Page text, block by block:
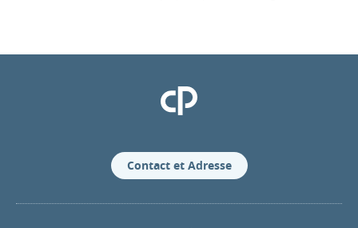
Clinique Pasteur
Contact et Adresse